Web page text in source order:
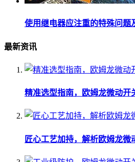
使用继电器应注重的特殊问题
最新资讯
精准选型指南，欧姆龙微动开
匠心工艺加持，解析欧姆龙微